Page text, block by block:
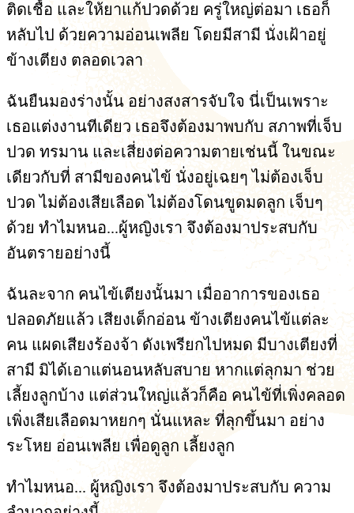
ติดเชื้อ และให้ยาแก้ปวดด้วย ครู่ใหญ่ต่อมา เธอก็
หลับไป ด้วยความอ่อนเพลีย โดยมีสามี นั่งเฝ้าอยู่
ข้างเตียง ตลอดเวลา
ฉันยืนมองร่างนั้น อย่างสงสารจับใจ นี่เป็นเพราะ
เธอแต่งงานทีเดียว เธอจึงต้องมาพบกับ สภาพที่เจ็บ
ปวด ทรมาน และเสี่ยงต่อความตายเช่นนี้ ในขณะ
เดียวกับที่ สามีของคนไข้ นั่งอยู่เฉยๆ ไม่ต้องเจ็บ
ปวด ไม่ต้องเสียเลือด ไม่ต้องโดนขูดมดลูก เจ็บๆ
ด้วย ทำไมหนอ...ผู้หญิงเรา จึงต้องมาประสบกับ
อันตรายอย่างนี้
ฉันละจาก คนไข้เตียงนั้นมา เมื่ออาการของเธอ
ปลอดภัยแล้ว เสียงเด็กอ่อน ข้างเตียงคนไข้แต่ละ
คน แผดเสียงร้องจ้า ดังเพรียกไปหมด มีบางเตียงที่
สามี มิได้เอาแต่นอนหลับสบาย หากแต่ลุกมา ช่วย
เลี้ยงลูกบ้าง แต่ส่วนใหญ่แล้วก็คือ คนไข้ที่เพิ่งคลอด
เพิ่งเสียเลือดมาหยกๆ นั่นแหละ ที่ลุกขึ้นมา อย่าง
ระโหย อ่อนเพลีย เพื่อดูลูก เลี้ยงลูก
ทำไมหนอ... ผู้หญิงเรา จึงต้องมาประสบกับ ความ